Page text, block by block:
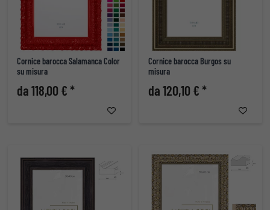
Cornice barocca Salamanca Color
su misura
da 118,00 € *
Cornice barocca Burgos su
misura
da 120,10 € *